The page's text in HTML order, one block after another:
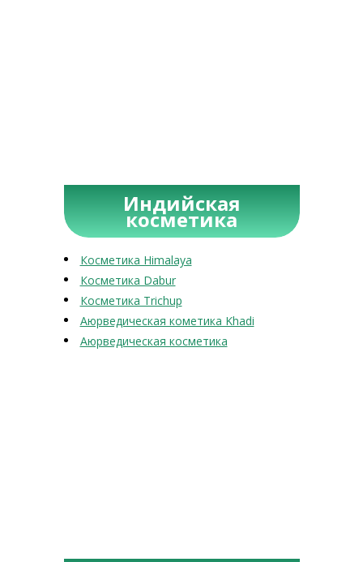
Индийская
косметика
Косметика Himalaya
Косметика Dabur
Косметика Trichup
Аюрведическая кометика Khadi
Аюрведическая косметика